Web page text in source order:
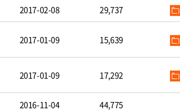
2017-02-08 29,737
2017-01-09 15,639
2017-01-09 17,292
2016-11-04
44,775